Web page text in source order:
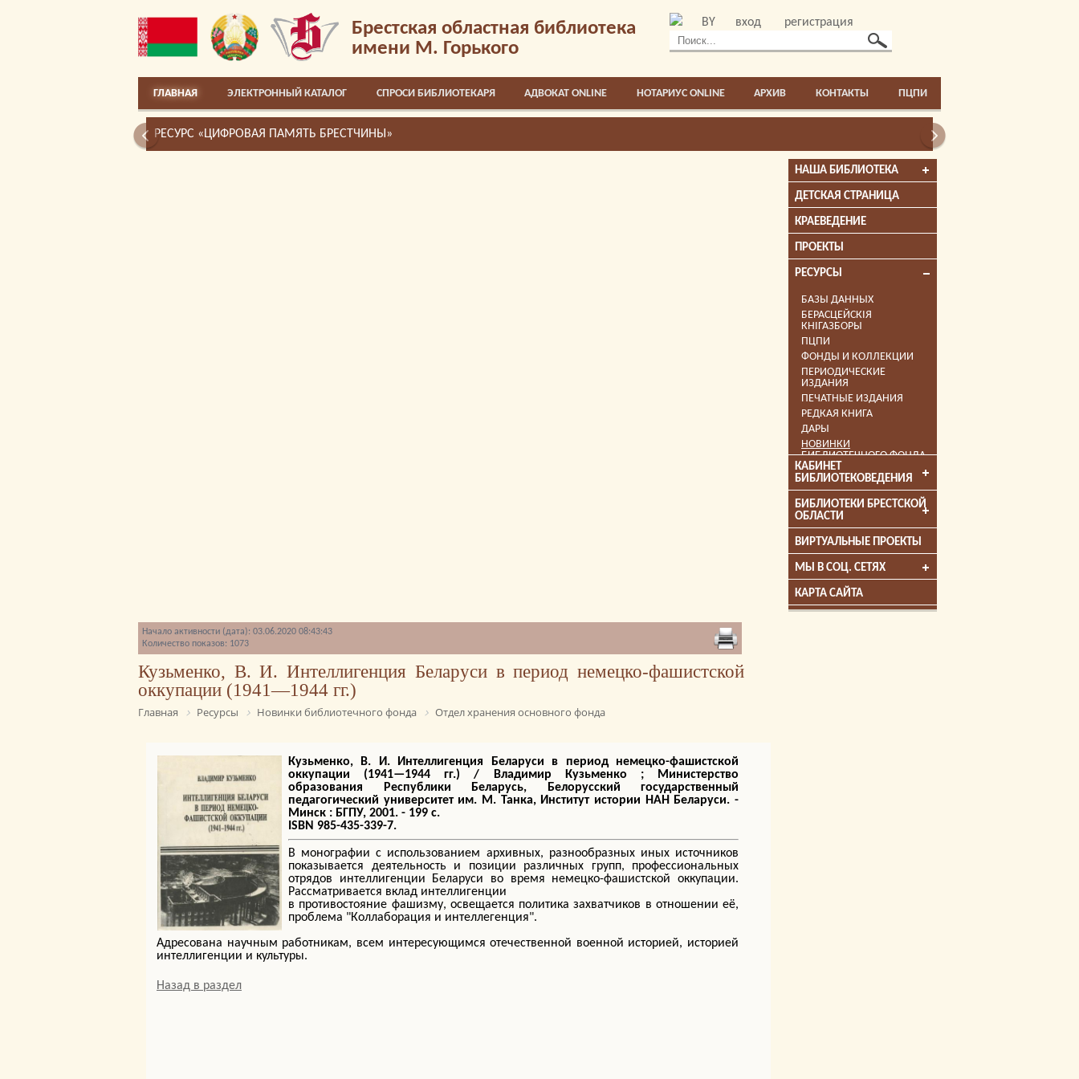
Брестская областная библиотека
имени М. Горького
BY вход регистрация
ГЛАВНАЯ ЭЛЕКТРОННЫЙ КАТАЛОГ СПРОСИ БИБЛИОТЕКАРЯ АДВОКАТ ONLINE НОТАРИУС ONLINE АРХИВ КОНТАКТЫ ПЦПИ
РЕСУРС «ЦИФРОВАЯ ПАМЯТЬ БРЕСТЧИНЫ»
НАША БИБЛИОТЕКА
ДЕТСКАЯ СТРАНИЦА
КРАЕВЕДЕНИЕ
ПРОЕКТЫ
РЕСУРСЫ
БАЗЫ ДАННЫХ
БЕРАСЦЕЙСКІЯ
КНІГАЗБОРЫ
ПЦПИ
ФОНДЫ И КОЛЛЕКЦИИ
ПЕРИОДИЧЕСКИЕ
ИЗДАНИЯ
ПЕЧАТНЫЕ ИЗДАНИЯ
РЕДКАЯ КНИГА
ДАРЫ
НОВИНКИ
БИБЛИОТЕЧНОГО ФОНДА
КНИГИ-ЛАУРЕАТЫ ПРЕМИЙ
ЛИЦЕНЗИОННЫЕ
ЭЛЕКТРОННЫЕ
ИНФОРМАЦИОННЫЕ
РЕСУРСЫ
АФИША
КНИГА МЕСЯЦА
СОБЫТИЯ
КАБИНЕТ
БИБЛИОТЕКОВЕДЕНИЯ
БИБЛИОТЕКИ БРЕСТСКОЙ
ОБЛАСТИ
ВИРТУАЛЬНЫЕ ПРОЕКТЫ
МЫ В СОЦ. СЕТЯХ
КАРТА САЙТА
Начало активности (дата): 03.06.2020 08:43:43
Количество показов: 1073
Кузьменко, В. И. Интеллигенция Беларуси в период немецко-фашистской
оккупации (1941—1944 гг.)
Главная Ресурсы Новинки библиотечного фонда Отдел хранения основного фонда
Кузьменко, В. И. Интеллигенция Беларуси в период немецко-фашистской
оккупации (1941—1944 гг.) / Владимир Кузьменко ; Министерство
образования Республики Беларусь, Белорусский государственный
педагогический университет им. М. Танка, Институт истории НАН Беларуси. -
Минск : БГПУ, 2001. - 199 с.
ISBN 985-435-339-7.
В монографии с использованием архивных, разнообразных иных источников
показывается деятельность и позиции различных групп, профессиональных
отрядов интеллигенции Беларуси во время немецко-фашистской оккупации.
Рассматривается вклад интеллигенции
в противостояние фашизму, освещается политика захватчиков в отношении её,
проблема "Коллаборация и интеллегенция".
Адресована научным работникам, всем интересующимся отечественной военной историей, историей
интеллигенции и культуры.
Назад в раздел